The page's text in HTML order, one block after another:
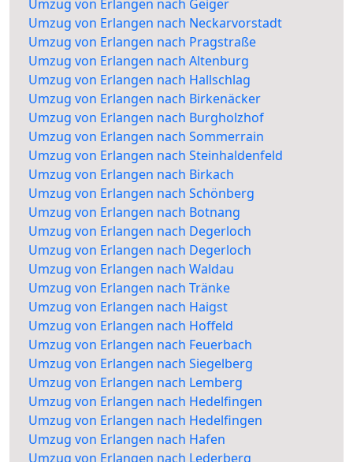
Umzug von Erlangen nach Geiger
Umzug von Erlangen nach Neckarvorstadt
Umzug von Erlangen nach Pragstraße
Umzug von Erlangen nach Altenburg
Umzug von Erlangen nach Hallschlag
Umzug von Erlangen nach Birkenäcker
Umzug von Erlangen nach Burgholzhof
Umzug von Erlangen nach Sommerrain
Umzug von Erlangen nach Steinhaldenfeld
Umzug von Erlangen nach Birkach
Umzug von Erlangen nach Schönberg
Umzug von Erlangen nach Botnang
Umzug von Erlangen nach Degerloch
Umzug von Erlangen nach Degerloch
Umzug von Erlangen nach Waldau
Umzug von Erlangen nach Tränke
Umzug von Erlangen nach Haigst
Umzug von Erlangen nach Hoffeld
Umzug von Erlangen nach Feuerbach
Umzug von Erlangen nach Siegelberg
Umzug von Erlangen nach Lemberg
Umzug von Erlangen nach Hedelfingen
Umzug von Erlangen nach Hedelfingen
Umzug von Erlangen nach Hafen
Umzug von Erlangen nach Lederberg